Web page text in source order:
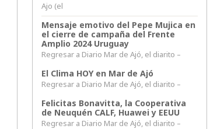
Ajo (el
Mensaje emotivo del Pepe Mujica en
el cierre de campaña del Frente
Amplio 2024 Uruguay
Regresar a Diario Mar de Ajó, el diarito –
El Clima HOY en Mar de Ajó
Regresar a Diario Mar de Ajó, el diarito –
Felicitas Bonavitta, la Cooperativa
de Neuquén CALF, Huawei y EEUU
Regresar a Diario Mar de Ajó, el diarito –